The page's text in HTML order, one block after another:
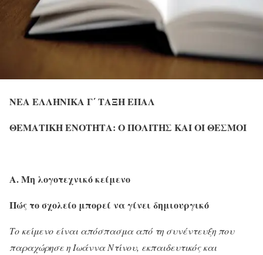
ΝΕΑ ΕΛΛΗΝΙΚΑ Γ΄ ΤΑΞΗ ΕΠΑΛ
ΘΕΜΑΤΙΚΗ ΕΝΟΤΗΤΑ: Ο ΠΟΛΙΤΗΣ ΚΑΙ ΟΙ ΘΕΣΜΟΙ
Α. Μη λογοτεχνικό κείμενο
Πώς το σχολείο μπορεί να γίνει δημιουργικό
Το κείμενο είναι απόσπασμα από τη συνέντευξη που
παραχώρησε η Ιωάννα Ντίνου, εκπαιδευτικός και